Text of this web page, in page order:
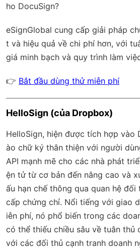
ho DocuSign?
eSignGlobal cung cấp giải pháp
t và hiệu quả về chi phí hơn, với
giá minh bạch và quy trình làm
👉 Bắt đầu dùng thử miễn phí
HelloSign (của Dropbox)
HelloSign, hiện được tích hợp vào
ào chữ ký thân thiện với người
API mạnh mẽ cho các nhà phát
ện tử từ cơ bản đến nâng cao và
ấu hạn chế thông qua quan hệ
cấp chứng chỉ. Nổi tiếng với giao
iễn phí, nó phổ biến trong các
có thể thiếu chiều sâu về tuân thủ
với các đối thủ cạnh tranh doanh